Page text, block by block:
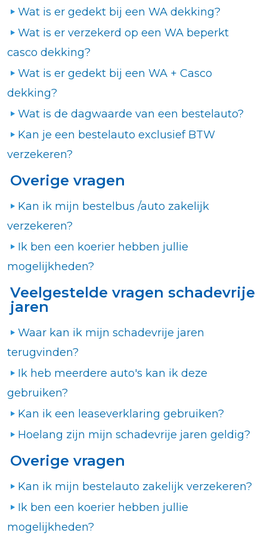
Wat is er gedekt bij een WA dekking?
Wat is er verzekerd op een WA beperkt
casco dekking?
Wat is er gedekt bij een WA + Casco
dekking?
Wat is de dagwaarde van een bestelauto?
Kan je een bestelauto exclusief BTW
verzekeren?
Overige vragen
Kan ik mijn bestelbus /auto zakelijk
verzekeren?
Ik ben een koerier hebben jullie
mogelijkheden?
Veelgestelde vragen schadevrije
jaren
Waar kan ik mijn schadevrije jaren
terugvinden?
Ik heb meerdere auto's kan ik deze
gebruiken?
Kan ik een leaseverklaring gebruiken?
Hoelang zijn mijn schadevrije jaren geldig?
Overige vragen
Kan ik mijn bestelauto zakelijk verzekeren?
Ik ben een koerier hebben jullie
mogelijkheden?